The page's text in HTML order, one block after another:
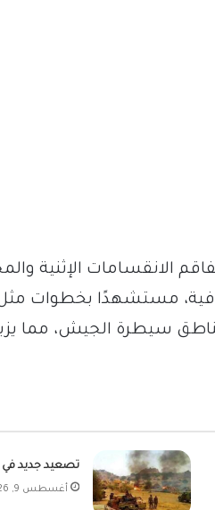
الانقسامات الإثنية
مستشهدًا بخطوات مثل
سيطرة الجيش، مما
تصعيد جديد في
أغسطس 9, 2026